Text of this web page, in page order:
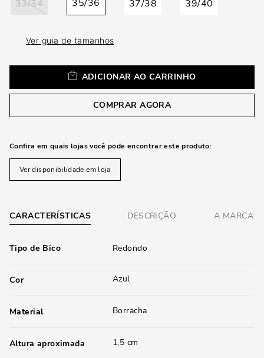
33/34 35/36 37/38 39/40
Ver guia de tamanhos
ADICIONAR AO CARRINHO
COMPRAR AGORA
Confira em quais lojas você pode encontrar este produto:
Ver disponibilidade em loja
CARACTERÍSTICAS DESCRIÇÃO A MARCA
Tipo de Bico Redondo
Cor Azul
Material Borracha
Altura aproximada 1,5 cm